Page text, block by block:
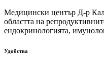
Медицински център Д-р
областта на
ендокринологията,
Удобства